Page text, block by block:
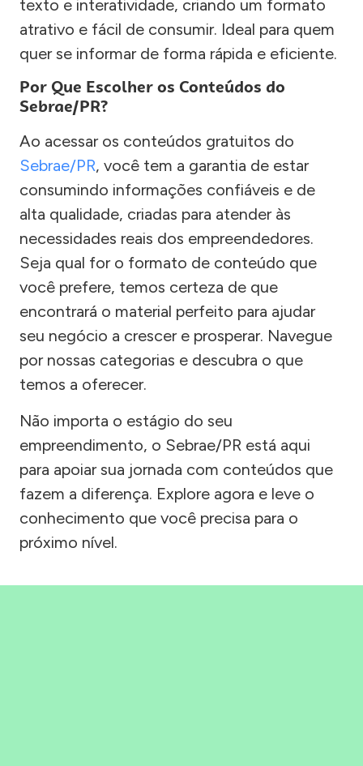
texto e interatividade, criando um formato
atrativo e fácil de consumir. Ideal para quem
quer se informar de forma rápida e eficiente.
Por Que Escolher os Conteúdos do
Sebrae/PR?
Ao acessar os conteúdos gratuitos do
Sebrae/PR, você tem a garantia de estar
consumindo informações confiáveis e de
alta qualidade, criadas para atender às
necessidades reais dos empreendedores.
Seja qual for o formato de conteúdo que
você prefere, temos certeza de que
encontrará o material perfeito para ajudar
seu negócio a crescer e prosperar. Navegue
por nossas categorias e descubra o que
temos a oferecer.
Não importa o estágio do seu
empreendimento, o Sebrae/PR está aqui
para apoiar sua jornada com conteúdos que
fazem a diferença. Explore agora e leve o
conhecimento que você precisa para o
próximo nível.